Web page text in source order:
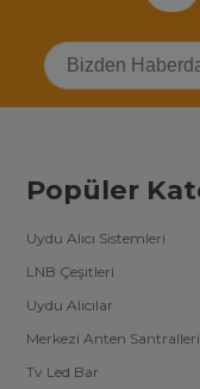
Popüler
Uydu Alıcı Sistemleri
LNB Çeşitleri
Uydu Alıcılar
Merkezi Anten Santralleri
Tv Led Bar